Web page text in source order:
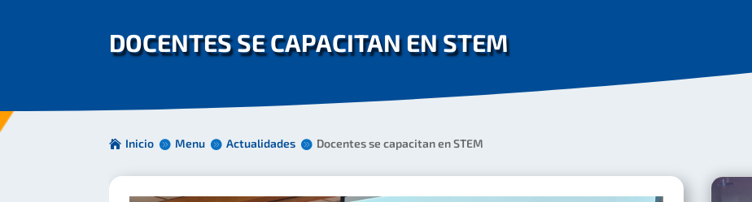
DOCENTES SE CAPACITAN EN STEM
Inicio Menu Actualidades Docentes se capacitan en STEM